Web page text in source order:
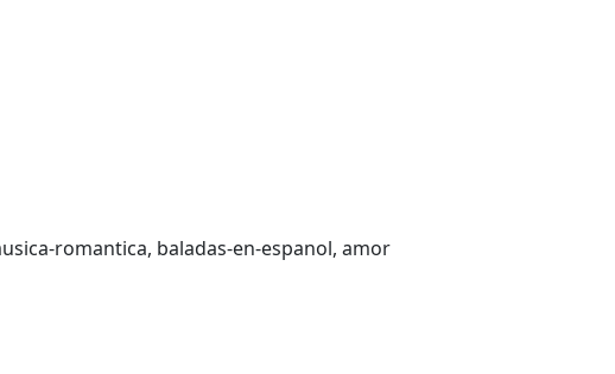
romantica, baladas-en-espanol, amor